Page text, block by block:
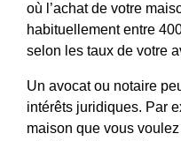
où l’achat de votre
habituellement entre
selon les taux de votre
Un avocat ou notaire
intérêts juridiques. Par
maison que vous